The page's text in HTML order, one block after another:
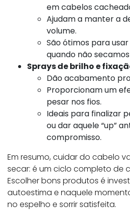
em cabelos
Ajudam a manter a
volume.
São ótimos para
quando não
Sprays de brilho e
Dão acabamento
Proporcionam um
pesar nos fios.
Ideais para finalizar
ou dar aquele “up”
compromisso.
Em resumo, cuidar do cabelo
secar: é um ciclo completo de
Escolher bons produtos é
autoestima e naquele
no espelho e sorrir satisfeita.